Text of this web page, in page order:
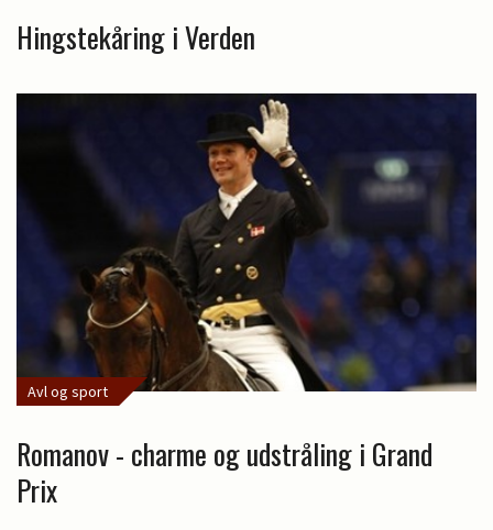
Hingstekåring i Verden
Avl og sport
Romanov - charme og udstråling i Grand
Prix